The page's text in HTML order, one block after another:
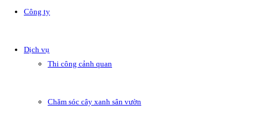
Công ty
Dịch vụ
Thi công cảnh quan
Chăm sóc cây xanh sân vườn